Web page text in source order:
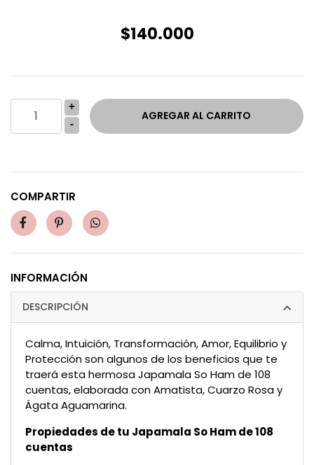
$140.000
+
-
COMPARTIR
INFORMACIÓN
DESCRIPCIÓN
Calma, Intuición, Transformación, Amor, Equilibrio y
Protección son algunos de los beneficios que te
traerá esta hermosa Japamala So Ham de 108
cuentas, elaborada con Amatista, Cuarzo Rosa y
Ágata Aguamarina.
Propiedades de tu Japamala So Ham de 108
cuentas